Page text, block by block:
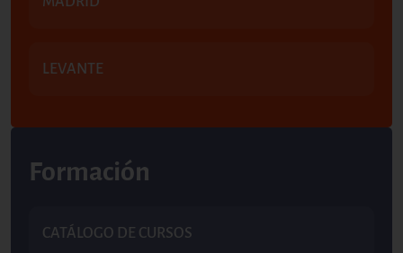
LEVANTE
Formación
CATÁLOGO DE CURSOS